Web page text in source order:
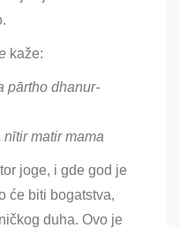
kaže:
pārtho dhanur-
matir mama
joge, i gde god je
će biti bogatstva,
duha. Ovo je